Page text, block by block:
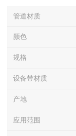
管道材质
颜色
规格
设备带材质
产地
应用范围